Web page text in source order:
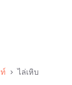
ไล่เหิบ